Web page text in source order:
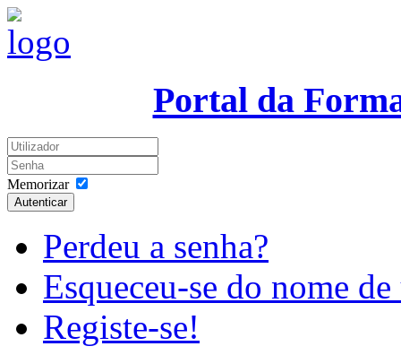
Portal da
Memorizar
Autenticar
Perdeu a senha?
Esqueceu-se do nome
Registe-se!